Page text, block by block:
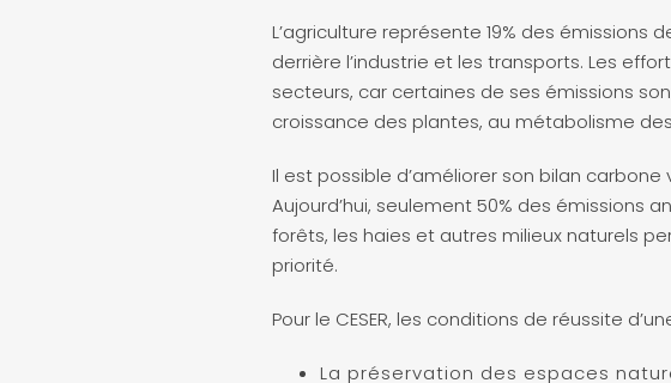
L’agriculture représente 19% des émissions
derrière l’industrie et les transports. Les
secteurs, car certaines de ses émissions
croissance des plantes, au métabolisme
Il est possible d’améliorer son bilan
Aujourd’hui, seulement 50% des émissions
forêts, les haies et autres milieux naturels
priorité.
Pour le CESER, les conditions de réussite
La préservation des espaces